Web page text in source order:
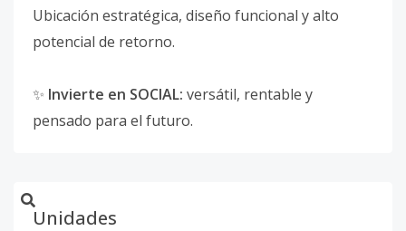
Ubicación estratégica, diseño funcional y alto
potencial de retorno.
✨ Invierte en SOCIAL: versátil, rentable y
pensado para el futuro.
Unidades